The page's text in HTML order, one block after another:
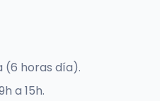
(6 horas día).
a 15h.